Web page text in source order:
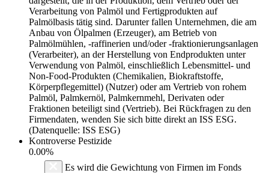
Verarbeitung von Palmöl und Fertigprodukten auf
Palmölbasis tätig sind. Darunter fallen Unternehmen, die am
Anbau von Ölpalmen (Erzeuger), am Betrieb von
Palmölmühlen, -raffinerien und/oder -fraktionierungsanlagen
(Verarbeiter), an der Herstellung von Endprodukten unter
Verwendung von Palmöl, einschließlich Lebensmittel- und
Non-Food-Produkten (Chemikalien, Biokraftstoffe,
Körperpflegemittel) (Nutzer) oder am Vertrieb von rohem
Palmöl, Palmkernöl, Palmkernmehl, Derivaten oder
Fraktionen beteiligt sind (Vertrieb). Bei Rückfragen zu den
Firmendaten, wenden Sie sich bitte direkt an ISS ESG.
(Datenquelle: ISS ESG)
Kontroverse Pestizide
0.00%
Es wird die Gewichtung von Firmen im Fonds